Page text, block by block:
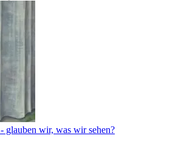
- glauben wir, was wir sehen?